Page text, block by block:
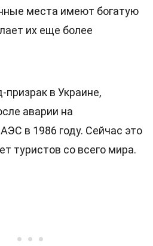
места имеют богатую
их еще более
призрак в Украине,
аварии на
в 1986 году. Сейчас это
туристов со всего мира.